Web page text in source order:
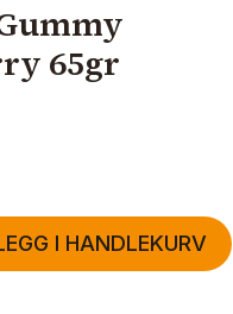
65gr
I HANDLEKURV